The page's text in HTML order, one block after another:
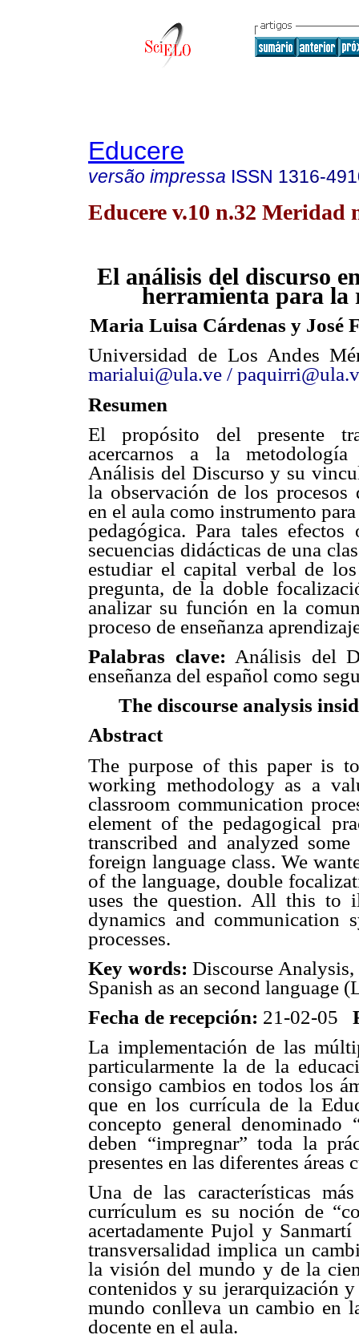
Educere
versão impressa ISSN 1316-
Educere v.10 n.32 Meridad
El análisis del discurso
herramienta para la
Maria Luisa Cárdenas y José
Universidad de Los Andes
marialui@ula.ve /
Resumen
El propósito del presente
acercarnos a la
Análisis del Discurso y su
la observación de los procesos
en el aula como instrumento
pedagógica. Para tales efectos
secuencias didácticas de una
estudiar el capital verbal de
pregunta, de la doble
analizar su función en la
proceso de enseñanza
Palabras clave: Análisis del
enseñanza del español como
The discourse analysis
Abstract
The purpose of this paper is
working methodology as a
classroom communication
element of the pedagogical
transcribed and analyzed
foreign language class. We
of the language, double
uses the question. All this to
dynamics and communication
processes.
Key words: Discourse
Spanish as an second language
Fecha de recepción: 21-02-05
La implementación de las
particularmente la de la
consigo cambios en todos los
que en los currícula de la
concepto general denominado
deben “impregnar” toda la
presentes en las diferentes áreas
Una de las características
currículum es su noción de
acertadamente Pujol y
transversalidad implica un
la visión del mundo y de la
contenidos y su jerarquización
mundo conlleva un cambio en
docente en el aula.